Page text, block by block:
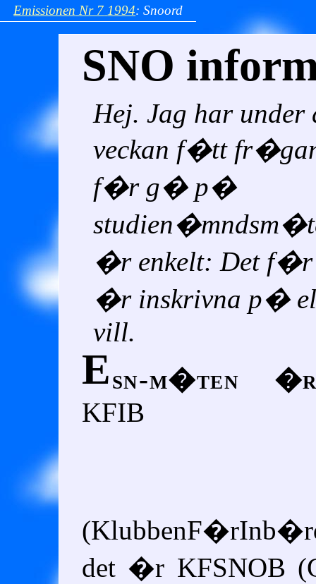
Emissionen Nr 7 1994:Snoord
SNO
Hej. Jag har under
veckan f�tt
f�r g� p�
�r enkelt: Det f�r
�r inskrivna p�
vill.
Esn-m�ten
KFIB
det �r KFSNOB